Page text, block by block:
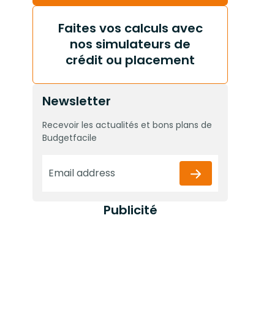
Faites vos calculs avec
nos simulateurs de
crédit ou placement
Newsletter
Recevoir les actualités et bons plans de
Budgetfacile
Publicité